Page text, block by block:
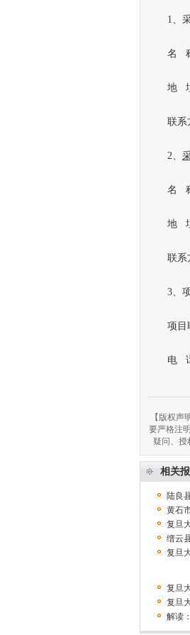
1、采
名 称
地 址
联系方
2、
名 称
地 址：
联系方
3、项
项目联
电 话
【版权
要严格注
疑问、授
相关
陆良
黄石
复旦
缙云
复旦
复旦
复旦
解读